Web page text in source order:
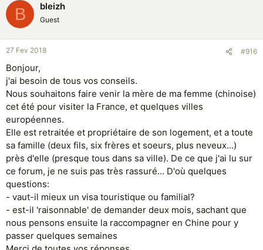
B bleizh
Guest
27 Fev 2018 #916
Bonjour,
j'ai besoin de tous vos conseils.
Nous souhaitons faire venir la mère de ma femme (chinoise)
cet été pour visiter la France, et quelques villes
européennes.
Elle est retraitée et propriétaire de son logement, et a toute
sa famille (deux fils, six frères et soeurs, plus neveux...)
près d'elle (presque tous dans sa ville). De ce que j'ai lu sur
ce forum, je ne suis pas très rassuré... D'où quelques
questions:
- vaut-il mieux un visa touristique ou familial?
- est-il 'raisonnable' de demander deux mois, sachant que
nous pensons ensuite la raccompagner en Chine pour y
passer quelques semaines